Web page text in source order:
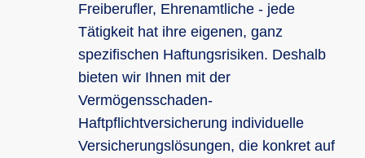
Freiberufler, Ehrenamtliche - jede
Tätigkeit hat ihre eigenen, ganz
spezifischen Haftungsrisiken. Deshalb
bieten wir Ihnen mit der
Vermögensschaden-
Haftpflichtversicherung individuelle
Versicherungslösungen, die konkret auf